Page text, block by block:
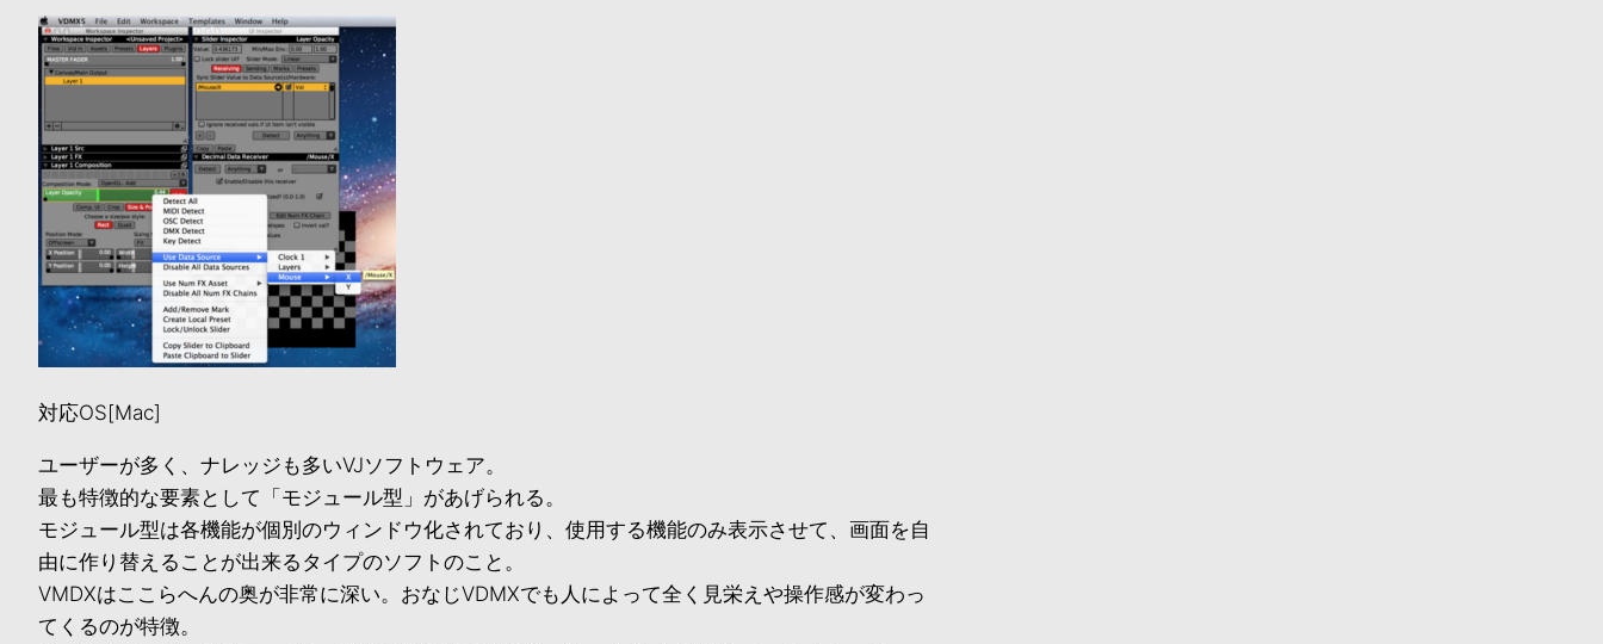
対応OS[Mac]
ユーザーが多く、ナレッジも多いVJソフトウェア。
最も特徴的な要素として「モジュール型」があげられる。
モジュール型は各機能が個別のウィンドウ化されており、使用する機能のみ表示させて、画面を自
由に作り替えることが出来るタイプのソフトのこと。
VMDXはここらへんの奥が非常に深い。おなじVDMXでも人によって全く見栄えや操作感が変わっ
てくるのが特徴。